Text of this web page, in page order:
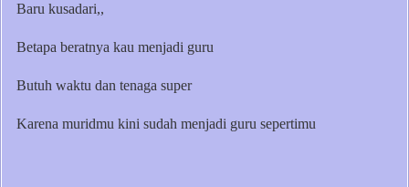
Baru kusadari,,
Betapa beratnya kau menjadi guru
Butuh waktu dan tenaga super
Karena muridmu kini sudah menjadi guru sepertimu